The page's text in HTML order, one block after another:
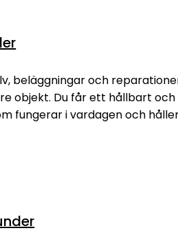
beläggningar och
objekt. Du får ett hållbart och
fungerar i vardagen och
Oavsett om du planerar att
eller behöver
befintlig yta i en verkstad i
förarbete nyckeln till ett
välskött betonggolv höjer
fastighet, det gör också
Behöver du hjälp med ditt
på Tornion Betonirakentajat
av betongarbeten i vårt
dig med allt från gjutning till